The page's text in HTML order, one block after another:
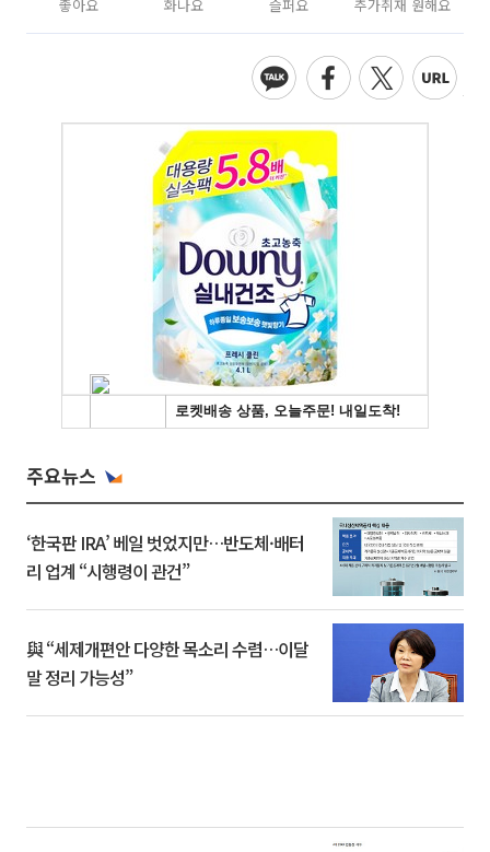
좋아요 화나요 슬퍼요 추가취재 원해요
주요뉴스
‘한국판 IRA’ 베일 벗었지만…반도체·배터
리 업계 “시행령이 관건”
與 “세제개편안 다양한 목소리 수렴…이달
말 정리 가능성”